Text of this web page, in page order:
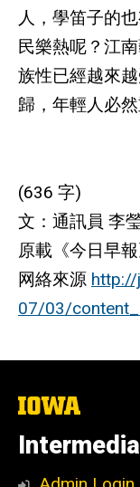
人，學笛子的
民樂熱呢？江
族性已經越來
歸，年輕人必
(636 字)
文：通訊員 李
原載《今日早
网絡來源
07/03/
The
of
Iowa